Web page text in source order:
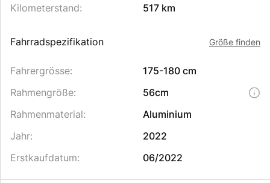
Kilometerstand: 517 km
Fahrradspezifikation Größe finden
Fahrergrösse:
175-180 cm
Rahmengröße:
56cm
Rahmenmaterial:
Aluminium
Jahr:
2022
Erstkaufdatum: 06/2022